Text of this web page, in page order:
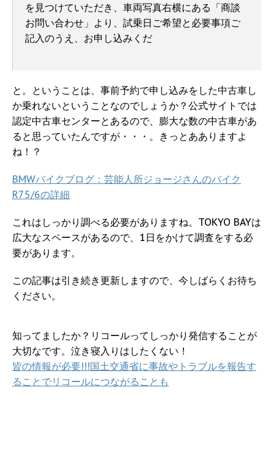
を見つけていただき、車両写真右横にある「商談
お問い合わせ」より、試乗日ご希望と必要事項ご
記入のうえ、お申し込みくだ
と。ということは、事前予約で申し込みをした中古車し
か乗れないということなのでしょうか？公式サイトでは
認定中古車センターとあるので、膨大な数の中古車があ
ると思っていたんですが・・・。きっとあありますよ
ね！？
BMWバイクブログ：芸能人所ジョージさんのバイク
R75/6の詳細
これはしっかり調べる必要がありますね。TOKYO BAYは
広大なスペースがあるので、1日をかけて調査をする必
要があります。
この記事は引き続き更新しますので、今しばらくお待ち
ください。
知ってましたか？リコールってしっかり発信することが
大切なです。泣き寝入りはしたくない！
皆の情報が必要!!!国土交通省に事故やトラブルを報告す
ることでリコールにつながることも